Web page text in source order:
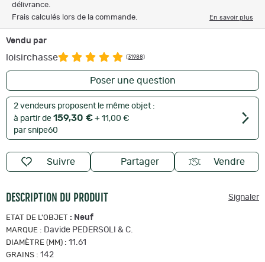
délivrance.
Frais calculés lors de la commande.
En savoir plus
Vendu par
loisirchasse (31988)
Poser une question
2 vendeurs proposent le même objet :
à partir de 159,30 € + 11,00 €
par snipe60
Suivre Partager Vendre
DESCRIPTION DU PRODUIT Signaler
ETAT DE L'OBJET : Neuf
MARQUE : Davide PEDERSOLI & C.
DIAMÈTRE (MM) : 11.61
GRAINS : 142